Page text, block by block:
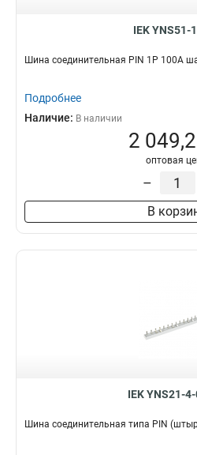
IEK YNS51-
Шина соединительная PIN 1Р 100А
Подробнее
Наличие: В наличии
2
оптовая
–
В
IEK YNS21-
Шина соединительная типа PIN